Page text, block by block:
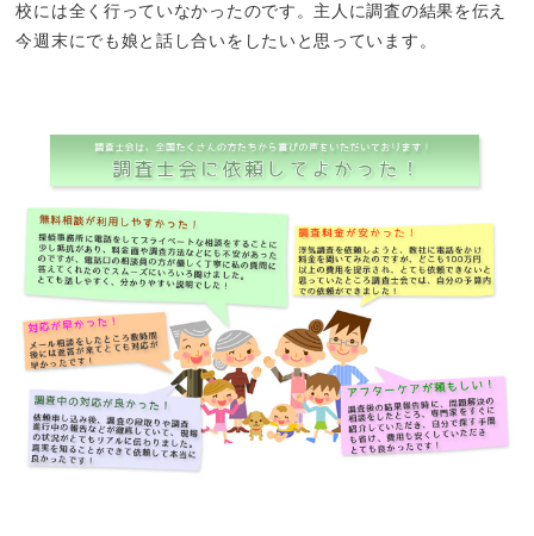
校には全く行っていなかったのです。主人に調査の結果を伝え
今週末にでも娘と話し合いをしたいと思っています。